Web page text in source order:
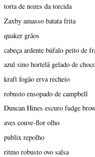
torta de nozes da torcida
Zaxby amasso batata frita
quaker grãos
cabeça ardente búfalo peito de
azul sino hortelã gelado de
kraft fogão erva recheio
robusto ensopado de campbell
Duncan Hines escuro fudge
aves couve-flor olho
publix repolho
ritmo robusto ovo salsa